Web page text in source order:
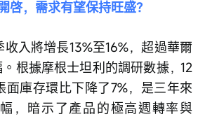
啓，需求有望保持旺盛？
入將增長13%至16%，超過華爾
根據摩根士坦利的調研數據，12
面庫存環比下降了7%，是三年來
，暗示了產品的極高週轉率與